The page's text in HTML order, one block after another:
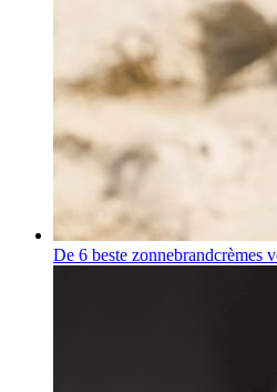
De 6 beste zonnebrandcrèmes